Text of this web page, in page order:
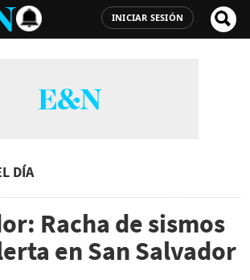
INICIAR SESIÓN
DÍA
Racha de sismos
en San Salvador